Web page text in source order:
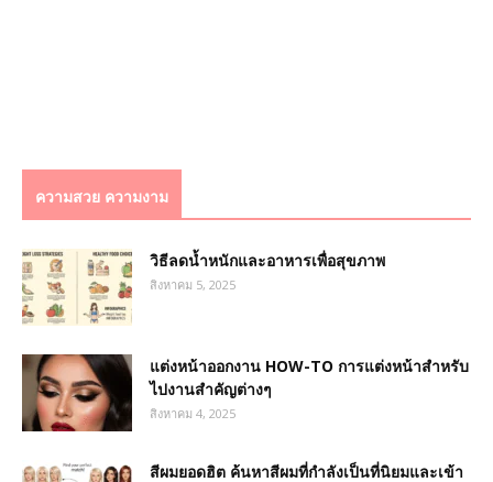
ความสวย ความงาม
วิธีลดน้ำหนักและอาหารเพื่อสุขภาพ
สิงหาคม 5, 2025
แต่งหน้าออกงาน HOW-TO การแต่งหน้าสำหรับ
ไปงานสำคัญต่างๆ
สิงหาคม 4, 2025
สีผมยอดฮิต ค้นหาสีผมที่กำลังเป็นที่นิยมและเข้า